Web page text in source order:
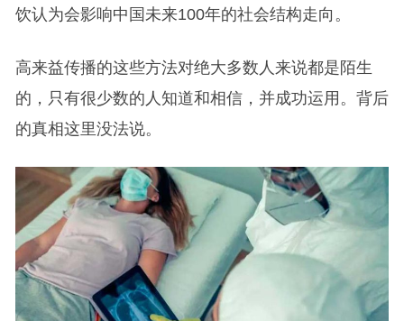
饮认为会影响中国未来100年的社会结构走向。
高来益传播的这些方法对绝大多数人来说都是陌生
的，只有很少数的人知道和相信，并成功运用。背后
的真相这里没法说。